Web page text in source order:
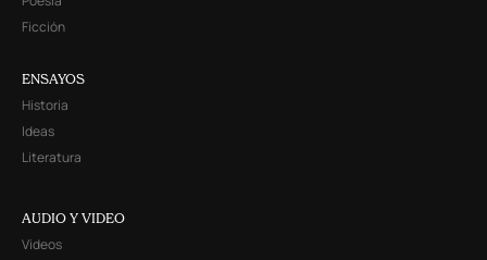
Ficción
ENSAYOS
Historia
Ideas
Literatura
AUDIO Y VIDEO
Videos